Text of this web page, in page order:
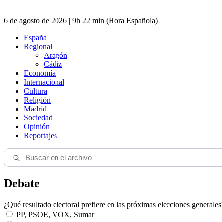
6 de agosto de 2026 | 9h 22 min (Hora Española)
España
Regional
Aragón
Cádiz
Economía
Internacional
Cultura
Religión
Madrid
Sociedad
Opinión
Reportajes
Debate
¿Qué resultado electoral prefiere en las próximas elecciones
PP, PSOE, VOX, Sumar